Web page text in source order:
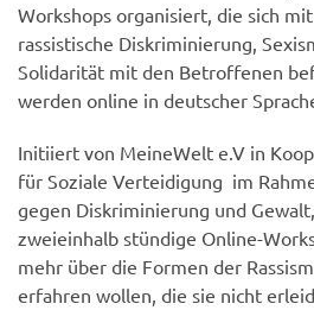
Workshops organisiert, die sich
rassistische Diskriminierung,
Solidarität mit den Betroffenen
werden online in deutscher
Initiiert von MeineWelt e.V in
für Soziale Verteidigung im
gegen Diskriminierung und
zweieinhalb stündige Online-
mehr über die Formen der
erfahren wollen, die sie nicht